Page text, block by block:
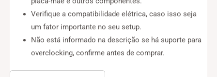
Verifique a compatibilidade elétrica, caso isso seja
um fator importante no seu setup.
Não está informado na descrição se há suporte para
overclocking, confirme antes de comprar.